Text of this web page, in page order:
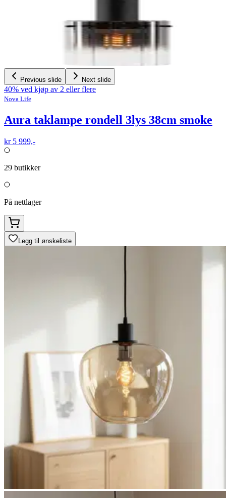
Previous slide Next slide
40% ved kjøp av 2 eller flere
Nova Life
Aura taklampe rondell 3lys 38cm smoke
kr 5 999,-
29 butikker
På nettlager
Legg til ønskeliste